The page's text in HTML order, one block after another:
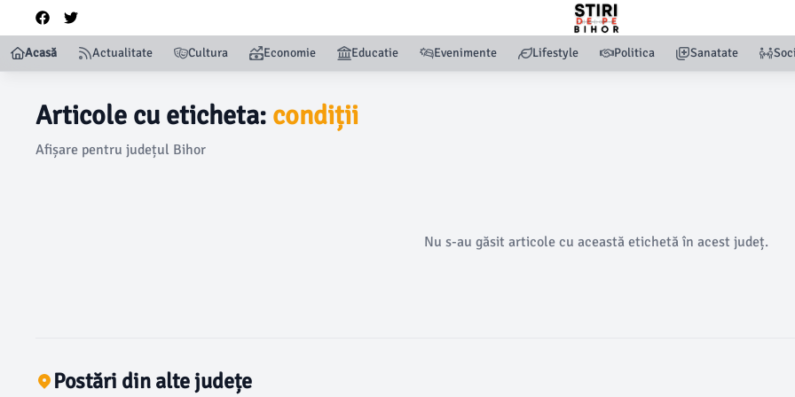
Acasă Actualitate Cultura Economie Educatie Evenimente Lifestyle Politica Sanatate
Articole cu eticheta: condiții
Afișare pentru județul Bihor
Nu s-au găsit articole cu această etichetă în acest județ.
Postări din alte județe